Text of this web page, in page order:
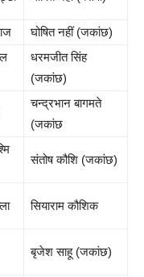
घोषित नहीं (जकांछ)
धरमजीत सिंह
(जकांछ)
चन्द्रभान बागमते
(जकांछ
संतोष कौशि (जकांछ)
सियाराम कौशिक
बृजेश साहू (जकांछ)